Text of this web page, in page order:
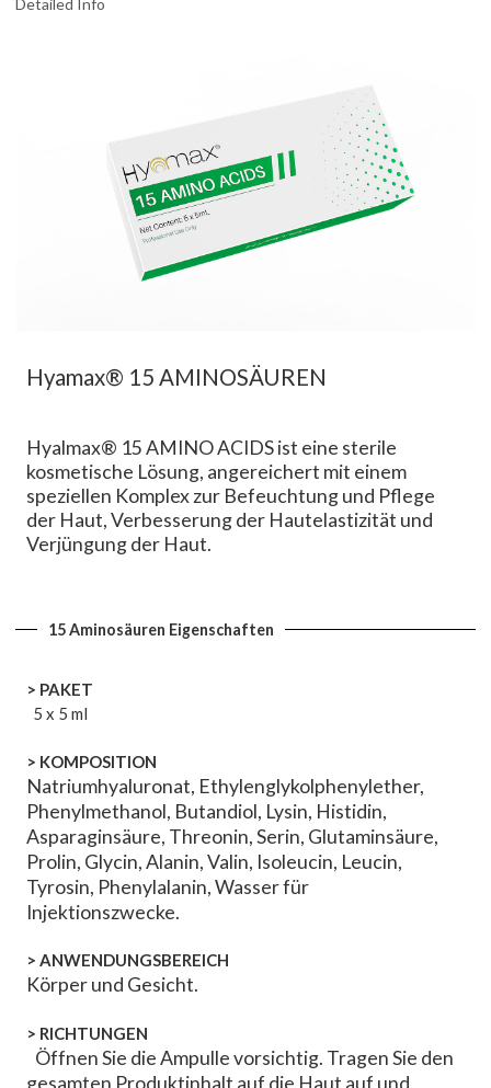
Hyamax® 15 AMINOSÄUREN
Hyalmax® 15 AMINO ACIDS ist eine sterile
kosmetische Lösung, angereichert mit einem
speziellen Komplex zur Befeuchtung und Pflege
der Haut, Verbesserung der Hautelastizität und
Verjüngung der Haut.
15 Aminosäuren Eigenschaften
> PAKET
5 x 5 ml
> KOMPOSITION
Natriumhyaluronat, Ethylenglykolphenylether,
Phenylmethanol, Butandiol, Lysin, Histidin,
Asparaginsäure, Threonin, Serin, Glutaminsäure,
Prolin, Glycin, Alanin, Valin, Isoleucin, Leucin,
Tyrosin, Phenylalanin, Wasser für
Injektionszwecke.
> ANWENDUNGSBEREICH
Körper und Gesicht.
> RICHTUNGEN
Öffnen Sie die Ampulle vorsichtig. Tragen Sie den
gesamten Produktinhalt auf die Haut auf und